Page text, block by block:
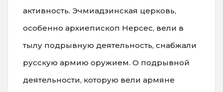
активность. Эчмиадзинская церковь,
особенно архиепископ Нерсес, вели в
тылу подрывную деятельность, снабжали
русскую армию оружием. О подрывной
деятельности, которую вели армяне